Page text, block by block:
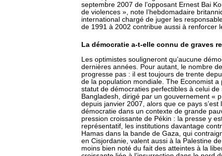
septembre 2007 de l’opposant Ernest Bai
de violences », note l’hebdomadaire
international chargé de juger les
de 1991 à 2002 contribue aussi à renforcer
La démocratie a-t-elle connu de graves
Les optimistes souligneront qu’aucune
dernières années. Pour autant, le nombre
progresse pas : il est toujours de trente
de la population mondiale. The Economist
statut de démocraties perfectibles à celui de
Bangladesh, dirigé par un gouvernement «
depuis janvier 2007, alors que ce pays
démocratie dans un contexte de grande
pression croissante de Pékin : la presse y
représentatif, les institutions davantage
Hamas dans la bande de Gaza, qui
en Cisjordanie, valent aussi à la Palestine
moins bien noté du fait des atteintes à la